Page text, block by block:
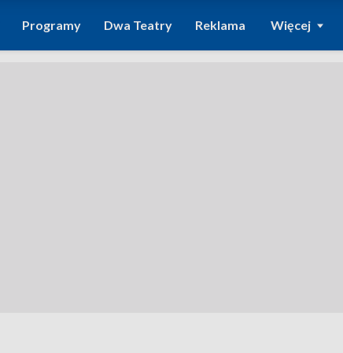
Programy Dwa Teatry Reklama Więcej